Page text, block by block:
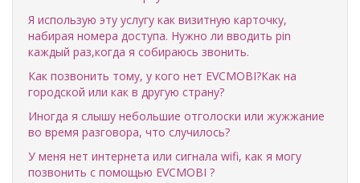
Я использую эту услугу как визитную карточку,
набирая номера доступа. Нужно ли вводить pin
каждый раз,когда я собираюсь звонить.
Как позвонить тому, у кого нет EVCMOBI?Как на
городской или как в другую страну?
Иногда я слышу небольшие отголоски или жужжание
во время разговора, что случилось?
У меня нет интернета или сигнала wifi, как я могу
позвонить с помощью EVCMOBI ?